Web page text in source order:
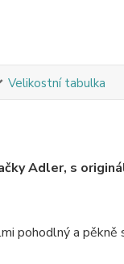
Velikostní tabulka
Adler, s
pohodlný a